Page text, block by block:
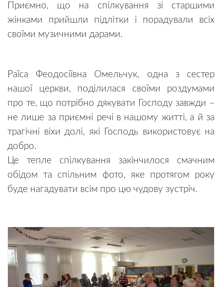
Приємно, що на спілкування зі старшими
жінками прийшли підлітки і порадували всіх
своїми музичними дарами.
Раїса Феодосіївна Омельчук, одна з сестер
нашої церкви, поділилася своїми роздумами
про те, що потрібно дякувати Господу завжди –
не лише за приємні речі в нашому житті, а й за
трагічні віхи долі, які Господь використовує на
добро.
Це тепле спілкування закінчилося смачним
обідом та спільним фото, яке протягом року
буде нагадувати всім про цю чудову зустріч.